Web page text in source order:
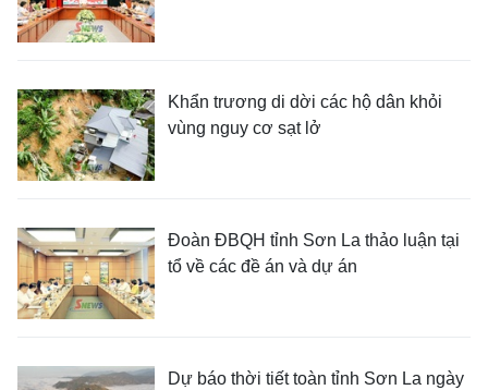
Khẩn trương di dời các hộ dân khỏi
vùng nguy cơ sạt lở
Đoàn ĐBQH tỉnh Sơn La thảo luận tại
tổ về các đề án và dự án
Dự báo thời tiết toàn tỉnh Sơn La ngày